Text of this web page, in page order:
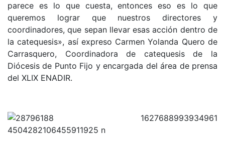
parece es lo que cuesta, entonces eso es lo que
queremos lograr que nuestros directores y
coordinadores, que sepan llevar esas acción dentro de
la catequesis», así expreso Carmen Yolanda Quero de
Carrasquero, Coordinadora de catequesis de la
Diócesis de Punto Fijo y encargada del área de prensa
del XLIX ENADIR.